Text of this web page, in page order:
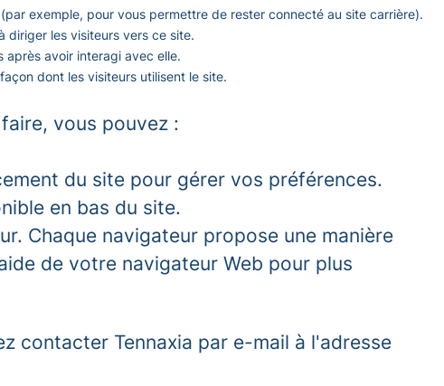
exemple, pour vous permettre de rester connecté au site carrière).
diriger les visiteurs vers ce site.
après avoir interagi avec elle.
dont les visiteurs utilisent le site.
vous pouvez :
du site pour gérer vos préférences.
en bas du site.
Chaque navigateur propose une manière
de votre navigateur Web pour plus
contacter Tennaxia par e-mail à l'adresse